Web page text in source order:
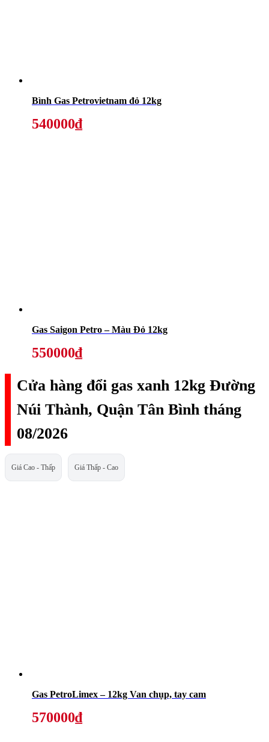
Bình Gas Petrovietnam đỏ 12kg
540000₫
Gas Saigon Petro – Màu Đỏ 12kg
550000₫
Cửa hàng đổi gas xanh 12kg Đường
Núi Thành, Quận Tân Bình tháng
08/2026
Giá Cao - Thấp Giá Thấp - Cao
Gas PetroLimex – 12kg Van chụp, tay cam
570000₫